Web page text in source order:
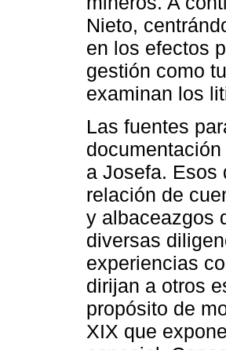
Nieto,
en los efectos
gestión como
examinan los
Las fuentes
a Josefa. Esos
relación de
y albaceazgos
diversas
experiencias
dirijan a otros
propósito de
XIX que